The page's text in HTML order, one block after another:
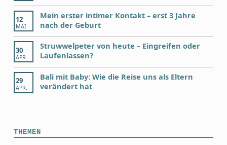
12
MAI
Mein erster intimer Kontakt – erst 3 Jahre
nach der Geburt
30
APR.
Struwwelpeter von heute – Eingreifen oder
Laufenlassen?
29
APR.
Bali mit Baby: Wie die Reise uns als Eltern
verändert hat
THEMEN